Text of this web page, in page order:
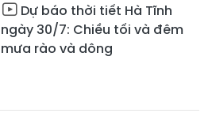
Dự báo thời tiết Hà Tĩnh
ngày 30/7: Chiều tối và đêm
mưa rào và dông